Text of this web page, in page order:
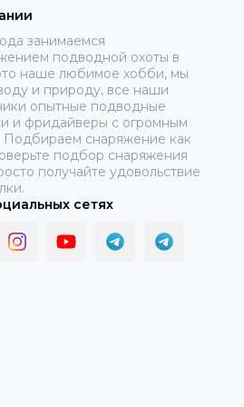
занимаемся
подводной охоты в
наше любимое хобби, мы
и природу, все наши
опытные подводные
и фридайверы с огромным
Подбираем снаряжение как
подбор снаряжения
получайте удовольствие
сетях